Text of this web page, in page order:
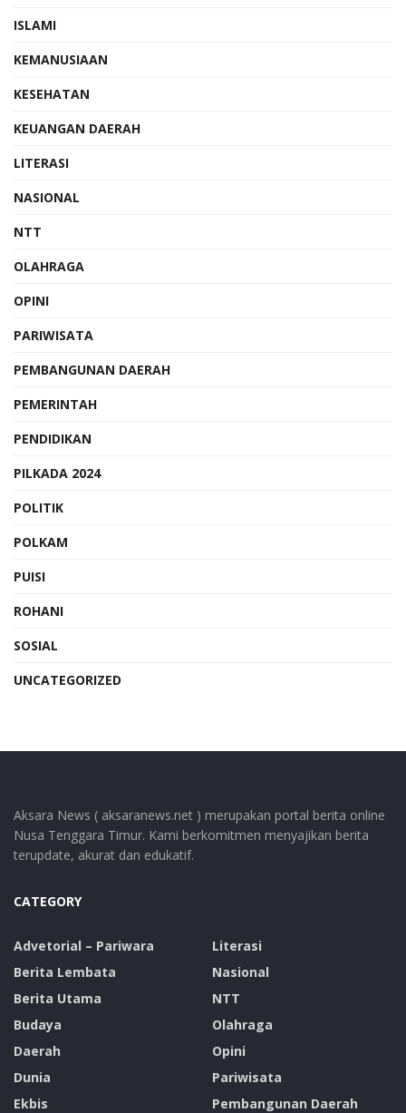
ISLAMI
KEMANUSIAAN
KESEHATAN
KEUANGAN DAERAH
LITERASI
NASIONAL
NTT
OLAHRAGA
OPINI
PARIWISATA
PEMBANGUNAN DAERAH
PEMERINTAH
PENDIDIKAN
PILKADA 2024
POLITIK
POLKAM
PUISI
ROHANI
SOSIAL
UNCATEGORIZED
Aksara News ( aksaranews.net ) merupakan portal berita online
Nusa Tenggara Timur. Kami berkomitmen menyajikan berita
terupdate, akurat dan edukatif.
CATEGORY
Advetorial – Pariwara
Berita Lembata
Berita Utama
Budaya
Daerah
Dunia
Ekbis
Literasi
Nasional
NTT
Olahraga
Opini
Pariwisata
Pembangunan Daerah